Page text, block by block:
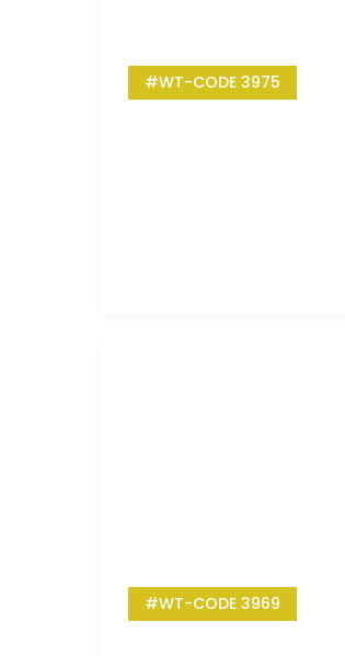
#WT-CODE 3975
#WT-CODE 3969